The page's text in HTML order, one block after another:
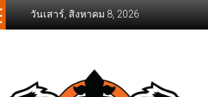
วันเสาร์, สิงหาคม 8, 2026